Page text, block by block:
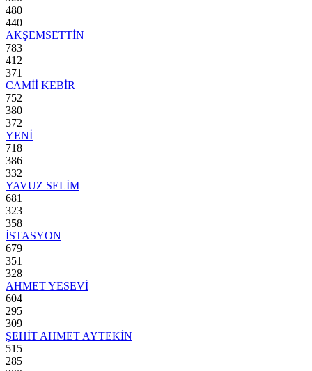
480
440
AKŞEMSETTİN
783
412
371
CAMİİ KEBİR
752
380
372
YENİ
718
386
332
YAVUZ SELİM
681
323
358
İSTASYON
679
351
328
AHMET YESEVİ
604
295
309
ŞEHİT AHMET AYTEKİN
515
285